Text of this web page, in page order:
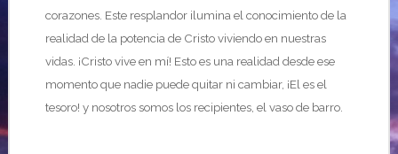
corazones. Este resplandor ilumina el conocimiento de la
realidad de la potencia de Cristo viviendo en nuestras
vidas. ¡Cristo vive en mí! Esto es una realidad desde ese
momento que nadie puede quitar ni cambiar, ¡El es el
tesoro! y nosotros somos los recipientes, el vaso de barro.